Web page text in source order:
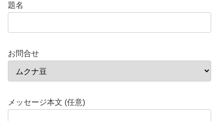
題名
お問合せ
メッセージ本文 (任意)